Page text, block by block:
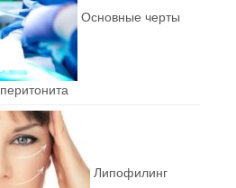
Основные черты
перитонита
Липофилинг